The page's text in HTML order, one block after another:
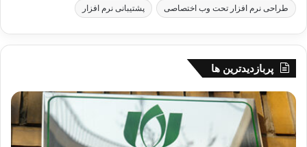
طراحی نرم افزار تحت وب اختصاصی پشتیبانی نرم افزار
پربازدیدترین ها